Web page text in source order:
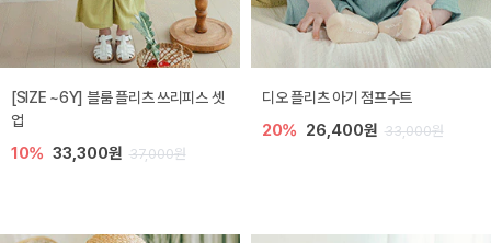
[SIZE ~6Y] 블룸 플리츠 쓰리피스 셋
업
10% 33,300원 37,000원
디오 플리츠 아기 점프수트
20% 26,400원 33,000원